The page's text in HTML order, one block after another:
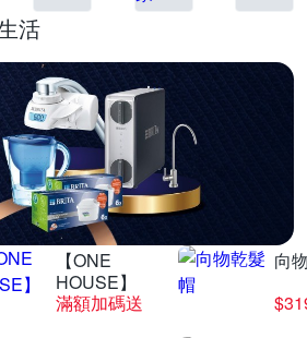
活
【ONE
HOUSE】
滿額加碼送
向